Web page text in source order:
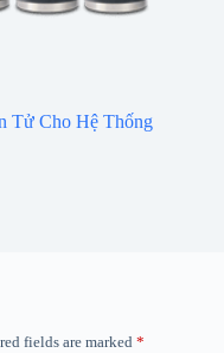
Tử Cho Hệ Thống
fields are marked *